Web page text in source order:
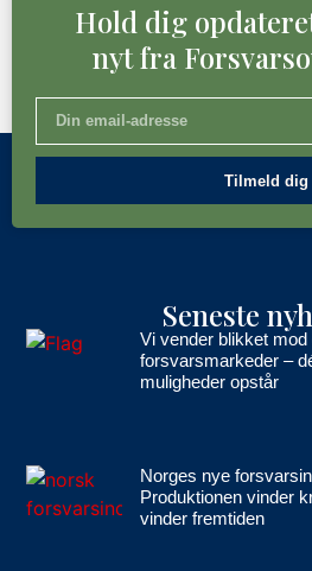
Hold dig
nyt fra
Tilmeld dig
Seneste
Vi vender blikket
forsvarsmarkeder –
muligheder opstår
Norges nye
Produktionen vinder
vinder fremtiden